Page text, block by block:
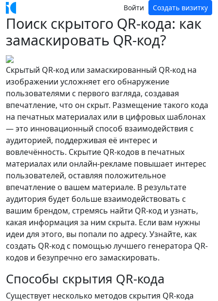
Войти Создать визитку
Поиск скрытого QR-кода: как
замаскировать QR-код?
Скрытый QR-код или замаскированный QR-код на
изображении усложняет его обнаружение
пользователями с первого взгляда, создавая
впечатление, что он скрыт. Размещение такого кода
на печатных материалах или в цифровых шаблонах
— это инновационный способ взаимодействия с
аудиторией, поддерживая её интерес и
вовлечённость. Скрытие QR-кодов в печатных
материалах или онлайн-рекламе повышает интерес
пользователей, оставляя положительное
впечатление о вашем материале. В результате
аудитория будет больше взаимодействовать с
вашим брендом, стремясь найти QR-код и узнать,
какая информация за ним скрыта. Если вам нужны
идеи для этого, вы попали по адресу. Узнайте, как
создать QR-код с помощью лучшего генератора QR-
кодов и безупречно его замаскировать.
Способы скрытия QR-кода
Существует несколько методов скрытия QR-кода